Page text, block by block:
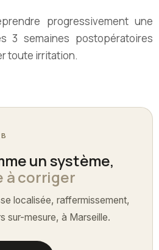
progressivement une
3 semaines postopératoires
toute irritation.
un système,
à corriger
localisée, raffermissement,
sur-mesure, à Marseille.